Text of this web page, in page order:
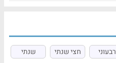
רבעוני חצי שנתי שנתי